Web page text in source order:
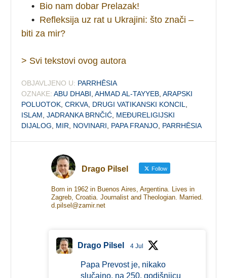
• Bio nam dobar Prelazak!
• Refleksija uz rat u Ukrajini: što znači –
biti za mir?
> Svi tekstovi ovog autora
OBJAVLJENO U: PARRHĒSIA
OZNAKE: ABU DHABI ,AHMAD AL-TAYYEB ,ARAPSKI
POLUOTOK ,CRKVA DRUGI VATIKANSKI KONCIL
ISLAM ,JADRANKA BRNČIĆ MEĐURELIGIJSKI
DIJALOG
MIR NOVINARI PAPA FRANJO PARRHĒSIA
Drago Pilsel Follow
Born in 1962 in Buenos Aires, Argentina. Lives in
Zagreb, Croatia. Journalist and Theologian. Married.
d.pilsel@zamir.net
Drago Pilsel 4 Jul
Papa Prevost je, nikako
slučajno, na 250. godišnjicu